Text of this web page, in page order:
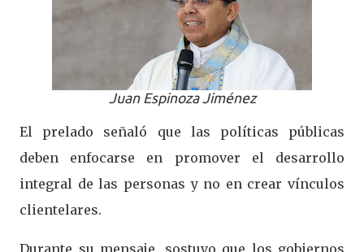
Juan Espinoza Jiménez
El prelado señaló que las políticas públicas
deben enfocarse en promover el desarrollo
integral de las personas y no en crear vínculos
clientelares.
Durante su mensaje, sostuvo que los gobiernos